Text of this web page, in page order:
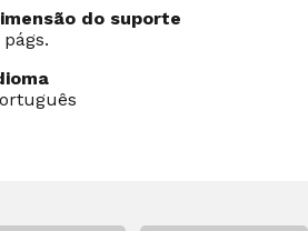
do suporte